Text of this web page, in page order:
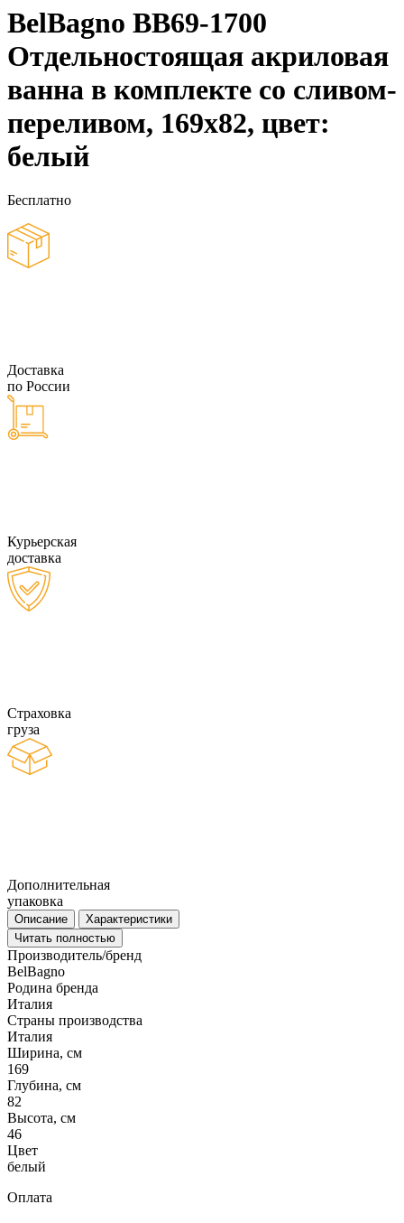
BelBagno BB69-1700
Отдельностоящая акриловая
ванна в комплекте со сливом-
переливом, 169x82, цвет:
белый
Бесплатно
Доставка
по России
Курьерская
доставка
Страховка
груза
Дополнительная
упаковка
Описание
Характеристики
Читать полностью
Производитель/бренд
BelBagno
Родина бренда
Италия
Страны производства
Италия
Ширина, см
169
Глубина, см
82
Высота, см
46
Цвет
белый
Оплата